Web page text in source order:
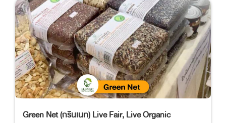
Green Net (กรีนเนท) Live Fair, Live Organic